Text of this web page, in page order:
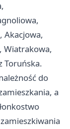
Akacjowa,
Wiatrakowa,
Toruńska.
do
a